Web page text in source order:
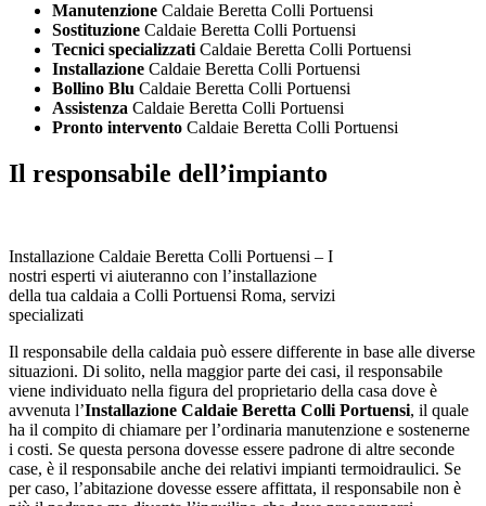
Manutenzione Caldaie Beretta Colli Portuensi
Sostituzione Caldaie Beretta Colli Portuensi
Tecnici specializzati Caldaie Beretta Colli Portuensi
Installazione Caldaie Beretta Colli Portuensi
Bollino Blu Caldaie Beretta Colli Portuensi
Assistenza Caldaie Beretta Colli Portuensi
Pronto intervento Caldaie Beretta Colli Portuensi
Il responsabile dell’impianto
Installazione Caldaie Beretta Colli Portuensi – I
nostri esperti vi aiuteranno con l’installazione
della tua caldaia a Colli Portuensi Roma, servizi
specializati
Il responsabile della caldaia può essere differente in base alle diverse
situazioni. Di solito, nella maggior parte dei casi, il responsabile
viene individuato nella figura del proprietario della casa dove è
avvenuta l’Installazione Caldaie Beretta Colli Portuensi, il quale
ha il compito di chiamare per l’ordinaria manutenzione e sostenerne
i costi. Se questa persona dovesse essere padrone di altre seconde
case, è il responsabile anche dei relativi impianti termoidraulici. Se
per caso, l’abitazione dovesse essere affittata, il responsabile non è